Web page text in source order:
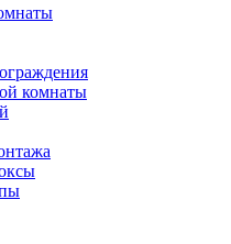
комнаты